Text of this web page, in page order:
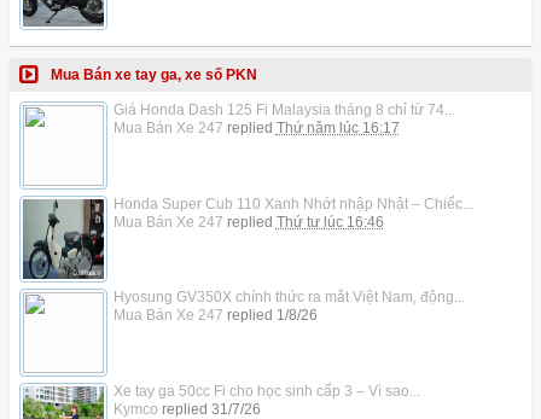
Mua Bán xe tay ga, xe số PKN
Giá Honda Dash 125 Fi Malaysia tháng 8 chỉ từ 74...
Mua Bán Xe 247 replied Thứ năm lúc 16:17
Honda Super Cub 110 Xanh Nhớt nhập Nhật – Chiếc...
Mua Bán Xe 247 replied Thứ tư lúc 16:46
Hyosung GV350X chính thức ra mắt Việt Nam, động...
Mua Bán Xe 247 replied 1/8/26
Xe tay ga 50cc Fi cho học sinh cấp 3 – Vì sao...
Kymco replied 31/7/26